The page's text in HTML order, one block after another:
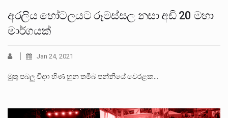
අරලිය හෝටලයට රූමස්සල නසා අඩි 20 මහා
මාර්ගයක්
Jan 24, 2021
මුතු පබලු විදාා හිණ හුන තමිබ පන්නියේ වෙරළක…